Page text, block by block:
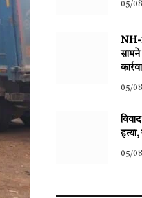
05/
NH-
सामने
05/
05/